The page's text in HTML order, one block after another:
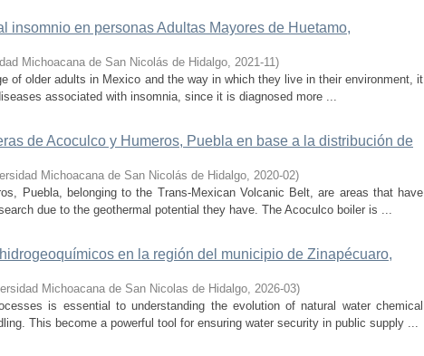
insomnio en personas Adultas Mayores de Huetamo,
Michoacana de San Nicolás de Hidalgo, 2021-11)
of older adults in Mexico and the way in which they live in their environment, it
associated with insomnia, since it is diagnosed more ...
de Acoculco y Humeros, Puebla en base a la distribución de
Michoacana de San Nicolás de Hidalgo, 2020-02)
Puebla, belonging to the Trans-Mexican Volcanic Belt, are areas that have
due to the geothermal potential they have. The Acoculco boiler is ...
en la región del municipio de Zinapécuaro,
Michoacana de San Nicolas de Hidalgo, 2026-03)
is essential to understanding the evolution of natural water chemical
This become a powerful tool for ensuring water security in public supply ...